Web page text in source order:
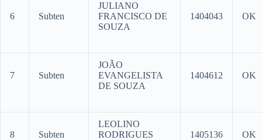
6 Subten
JULIANO
FRANCISCO DE
SOUZA
1404043 OK
7 Subten
JOÃO
EVANGELISTA
DE SOUZA
1404612 OK
8 Subten
LEOLINO
RODRIGUES
1405136 OK